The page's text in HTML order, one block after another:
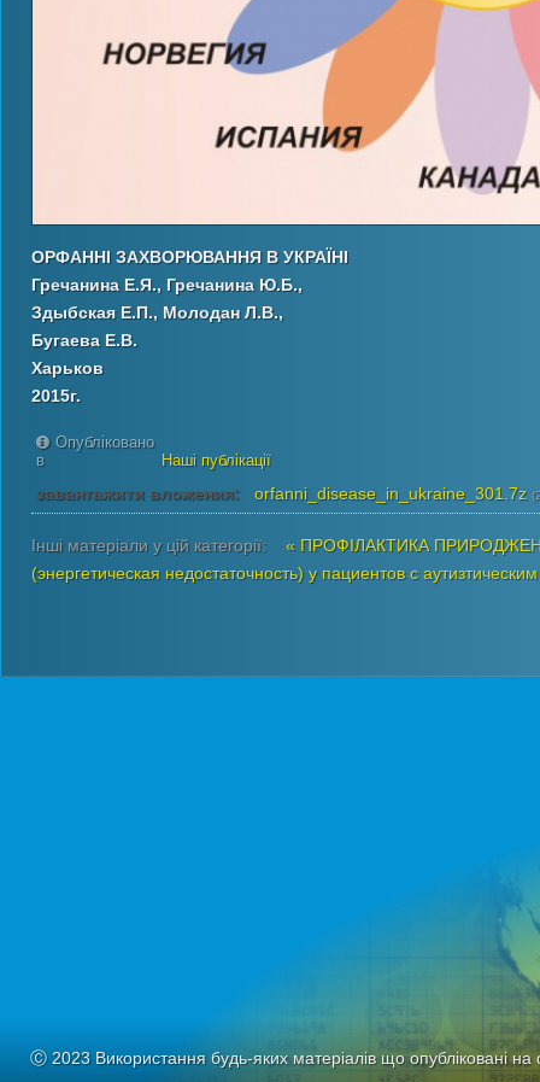
ОРФАННІ ЗАХВОРЮВАННЯ ВУКРАЇНІ
Гречанина Е.Я., Гречанина Ю.Б.,
Здыбская Е.П., Молодан Л.В.,
Бугаева Е.В.
Харьков
2015г.
Опубліковано
в
Наші публікації
завантажити вложения: orfanni_disease_in_ukraine_301.7z
Інші матеріали у цій категорії:
« ПРОФІЛАКТИКА
(энергетическая недостаточность) у пациентов с
Ⓒ 2023 Використання будь-яких матеріалів що опубліковані